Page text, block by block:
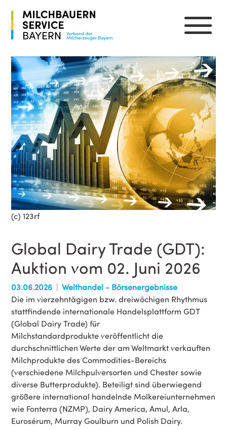
(c) 123rf
Global Dairy Trade (GDT):
Auktion vom 02. Juni 2026
03.06.2026
Welthandel - Börsenergebnisse
Die im vierzehntägigen bzw. dreiwöchigen Rhythmus
stattfindende internationale Handelsplattform GDT
(Global Dairy Trade) für
Milchstandardprodukte veröffentlicht die
durchschnittlichen Werte der am Weltmarkt verkauften
Milchprodukte des Commodities-Bereichs
(verschiedene Milchpulversorten und Chester sowie
diverse Butterprodukte). Beteiligt sind überwiegend
größere international handelnde Molkereiunternehmen
wie Fonterra (NZMP), Dairy America, Amul, Arla,
Eurosérum, Murray Goulburn und Polish Dairy.